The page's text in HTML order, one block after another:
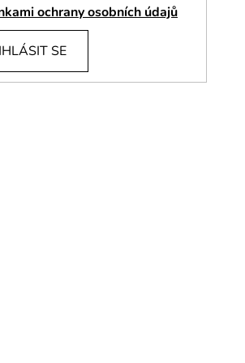
ochrany osobních údajů
SE